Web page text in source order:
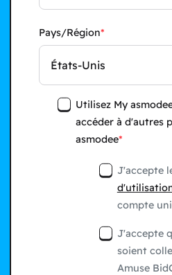
Pays/Région
États-Unis
Utilisez My
accéder à d'autres
asmodee
J'accepte
compte
J'accepte
soient
Amuse